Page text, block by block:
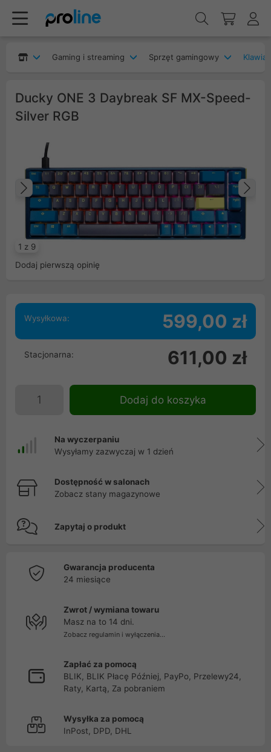
Gaming i streaming Sprzęt gamingowy
Ducky ONE 3 Daybreak SF MX-Speed-
Silver RGB
1 z 9
Poprzedni
Dodaj pierwszą opinię
Wysyłkowa: 599,00 zł
Stacjonarna: 611,00 zł
Dodaj do koszyka
Na wyczerpaniu
Wysyłamy zazwyczaj w 1 dzień
Dostępność w salonach
Zobacz stany magazynowe
Zapytaj o produkt
Gwarancja producenta
24 miesiące
Zwrot / wymiana towaru
Masz na to 14 dni.
Zobacz regulamin i wyłączenia...
Zapłać za pomocą
BLIK, BLIK Płacę Później, PayPo, Przelewy24,
Raty, Kartą, Za pobraniem
Wysyłka za pomocą
InPost, DPD, DHL